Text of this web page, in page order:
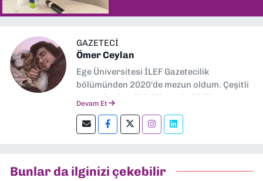
GAZETECİ
Ömer Ceylan
Ege Üniversitesi İLEF Gazetecilik
bölümünden 2020'de mezun oldum. Çeşitli
gazetelerde editörlük, muhabirlik yaptım.
editörlük yapıyorum.
Devam Et
Bunlar da ilginizi çekebilir